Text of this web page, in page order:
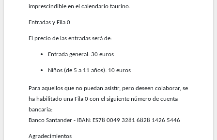
imprescindible en el calendario taurino.
Entradas y Fila 0
El precio de las entradas será de:
Entrada general: 30 euros
Niños (de 5 a 11 años): 10 euros
Para aquellos que no puedan asistir, pero deseen colaborar, se
ha habilitado una Fila 0 con el siguiente número de cuenta
bancaria:
Banco Santander - IBAN: ES78 0049 3281 6828 1426 5446
Agradecimientos